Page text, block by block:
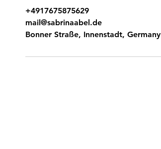
+4917675875629
mail@sabrinaabel.de
Bonner Straße, Innenstadt, Germany